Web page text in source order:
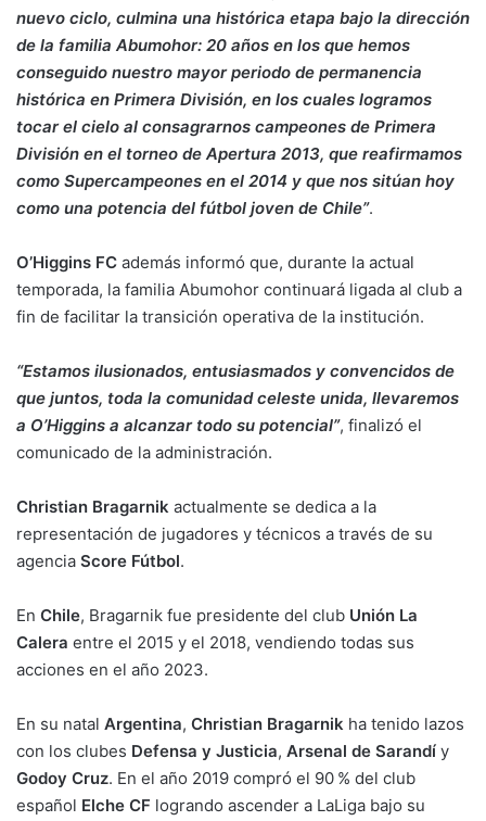
nuevo ciclo, culmina una histórica etapa bajo la dirección
de la familia Abumohor: 20 años en los que hemos
conseguido nuestro mayor periodo de permanencia
histórica en Primera División, en los cuales logramos
tocar el cielo al consagrarnos campeones de Primera
División en el torneo de Apertura 2013, que reafirmamos
como Supercampeones en el 2014 y que nos sitúan hoy
como una potencia del fútbol joven de Chile”.
O’Higgins FC además informó que, durante la actual
temporada, la familia Abumohor continuará ligada al club a
fin de facilitar la transición operativa de la institución.
“Estamos ilusionados, entusiasmados y convencidos de
que juntos, toda la comunidad celeste unida, llevaremos
a O’Higgins a alcanzar todo su potencial”, finalizó el
comunicado de la administración.
Christian Bragarnik actualmente se dedica a la
representación de jugadores y técnicos a través de su
agencia Score Fútbol.
En Chile, Bragarnik fue presidente del club Unión La
Calera entre el 2015 y el 2018, vendiendo todas sus
acciones en el año 2023.
En su natal Argentina, Christian Bragarnik ha tenido lazos
con los clubes Defensa y Justicia, Arsenal de Sarandí y
Godoy Cruz. En el año 2019 compró el 90 % del club
español Elche CF logrando ascender a LaLiga bajo su